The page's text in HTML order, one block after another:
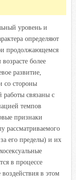
уровень и
определяют
продолжающемся
более
развитие,
со стороны
работы связаны с
темпов
признаки
рассматриваемого
его пределы) и их
в процессе
в этом